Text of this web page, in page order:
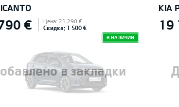
в закладки
€ Цена: 21 290 €
Скидка: 1 500 €
В НАЛИЧИИ
KIA
19